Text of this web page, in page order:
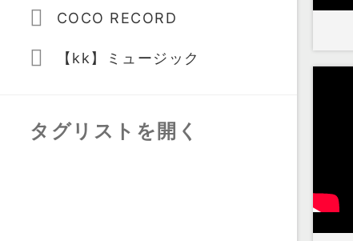
COCO RECORD
【kk】ミュージック
タグリストを開く